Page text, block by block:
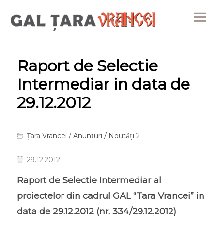
Raport de Selectie
Intermediar in data de
29.12.2012
Țara Vrancei / Anunțuri / Noutăți 2
29.12.2012
Raport de Selectie Intermediar al
proiectelor din cadrul GAL “Tara Vrancei” in
data de 29.12.2012 (nr. 334/29.12.2012)